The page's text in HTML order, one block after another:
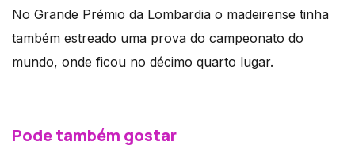
No Grande Prémio da Lombardia o madeirense tinha
também estreado uma prova do campeonato do
mundo, onde ficou no décimo quarto lugar.
Pode também gostar